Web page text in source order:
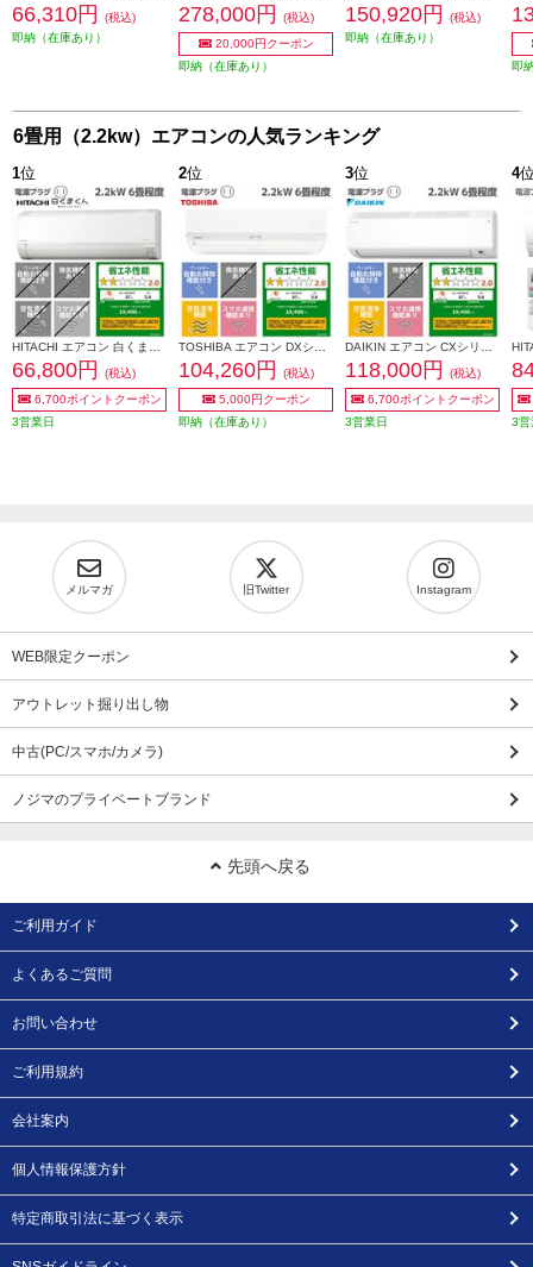
66,310円
(税込)
即納（在庫あり）
278,000円
(税込)
20,000円クーポン
即納（在庫あり）
150,920円
(税込)
即納（在庫あり）
即
6畳用（2.2kw）エアコンの人気ランキング
1位
66,800円
(税込)
6,700ポイントクーポン
3営業日
2位
104,260円
(税込)
5,000円クーポン
即納（在庫あり）
3位
118,000円
(税込)
6,700ポイントクーポン
3営業日
4
3営
メルマガ 旧Twitter Instagram
WEB限定クーポン
アウトレット掘り出し物
中古(PC/スマホ/カメラ)
ノジマのプライベートブランド
先頭へ戻る
ご利用ガイド
よくあるご質問
お問い合わせ
ご利用規約
会社案内
個人情報保護方針
特定商取引法に基づく表示